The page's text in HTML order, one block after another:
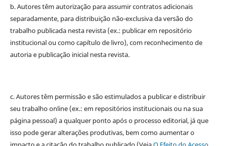
b. Autores têm autorização para assumir contratos adicionais
separadamente, para distribuição não-exclusiva da versão do
trabalho publicada nesta revista (ex.: publicar em repositório
institucional ou como capítulo de livro), com reconhecimento de
autoria e publicação inicial nesta revista.
c. Autores têm permissão e são estimulados a publicar e distribuir
seu trabalho online (ex.: em repositórios institucionais ou na sua
página pessoal) a qualquer ponto após o processo editorial, já que
isso pode gerar alterações produtivas, bem como aumentar o